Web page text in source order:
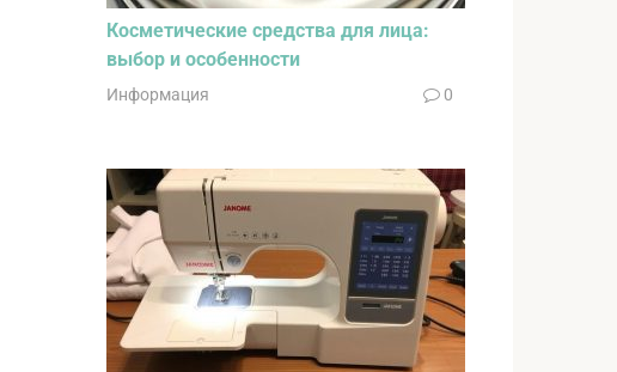
Косметические средства для лица:
выбор и особенности
Информация 0